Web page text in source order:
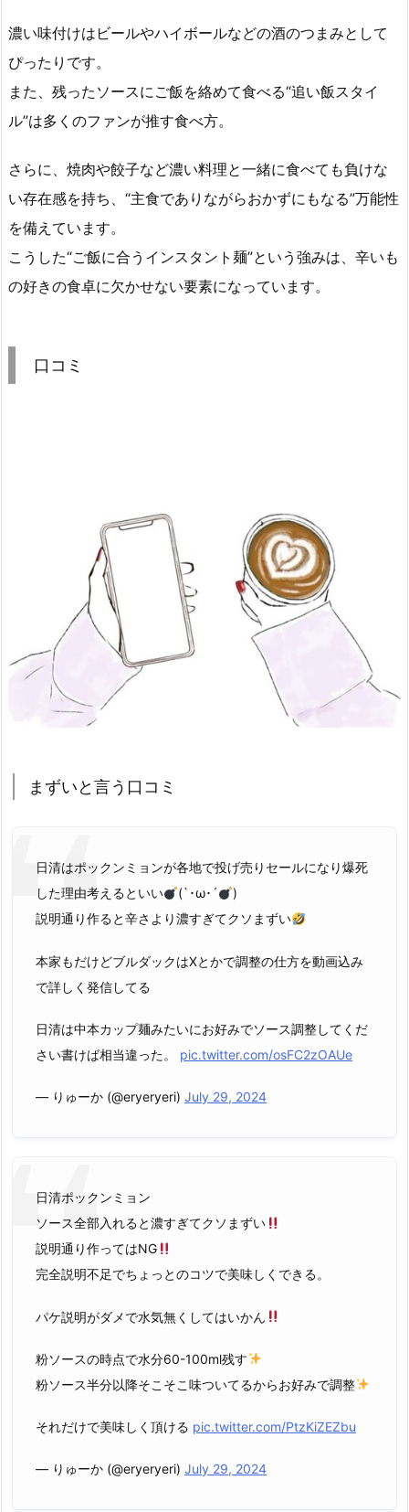
濃い味付けはビールやハイボールなどの酒のつまみとして
ぴったりです。
また、残ったソースにご飯を絡めて食べる“追い飯スタイ
ル”は多くのファンが推す食べ方。
さらに、焼肉や餃子など濃い料理と一緒に食べても負けな
い存在感を持ち、“主食でありながらおかずにもなる”万能性
を備えています。
こうした“ご飯に合うインスタント麺”という強みは、辛いも
の好きの食卓に欠かせない要素になっています。
口コミ
まずいと言う口コミ
日清はポックンミョンが各地で投げ売りセールになり爆死
した理由考えるといい
(`･ω･´
)
説明通り作ると辛さより濃すぎてクソまずい
本家もだけどブルダックはXとかで調整の仕方を動画込み
で詳しく発信してる
日清は中本カップ麺みたいにお好みでソース調整してくだ
さい書けば相当違った。 pic.twitter.com/osFC2zOAUe
— りゅーか (@eryeryeri) July 29, 2024
日清ポックンミョン
ソース全部入れると濃すぎてクソまずい
説明通り作ってはNG
完全説明不足でちょっとのコツで美味しくできる。
パケ説明がダメで水気無くしてはいかん
粉ソースの時点で水分60-100ml残す
粉ソース半分以降そこそこ味ついてるからお好みで調整
それだけで美味しく頂ける pic.twitter.com/PtzKiZEZbu
— りゅーか (@eryeryeri) July 29, 2024